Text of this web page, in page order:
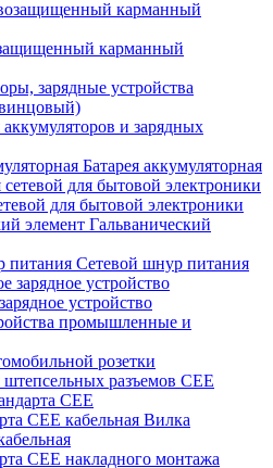
карманный
зарядные устройства
и зарядных
Батарея аккумуляторная
для бытовой электроники
Гальванический
Сетевой шнур питания
устройство
промышленные и
розетки
разъемов CEE
CEE
Вилка